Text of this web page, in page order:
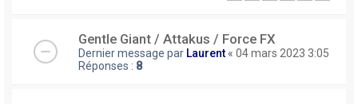
Gentle Giant / Attakus / Force FX
Dernier message par Laurent « 04 mars 2023 3:05
Réponses : 8